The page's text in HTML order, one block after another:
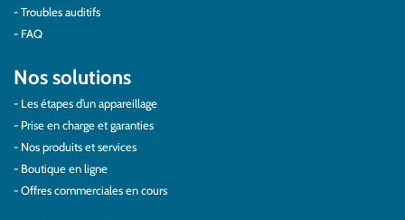
Troubles auditifs
FAQ
Nos solutions
Les étapes d’un appareillage
Prise en charge et garanties
Nos produits et services
Boutique en ligne
Offres commerciales en cours